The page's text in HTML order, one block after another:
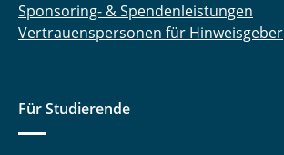
Sponsoring- & Spendenleistungen
Vertrauenspersonen für Hinweisgeber
Für Studierende